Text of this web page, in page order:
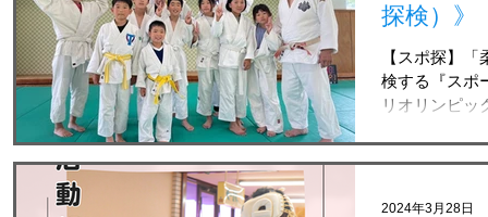
探検）》
【スポ探】
検する『スポ
リオリンピッ
2024年3月28日